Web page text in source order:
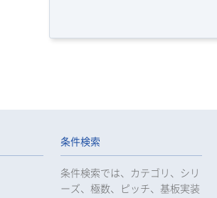
条件検索
条件検索では、カテゴリ、シリ
ーズ、極数、ピッチ、基板実装